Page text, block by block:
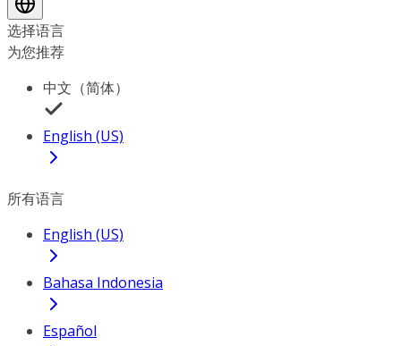
选择语言
为您推荐
中文（简体）
English (US)
所有语言
English (US)
Bahasa Indonesia
Español